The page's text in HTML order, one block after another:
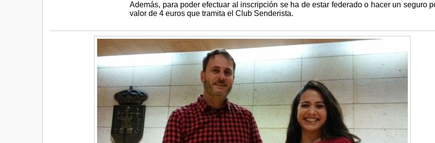
Además, para poder efectuar al inscripción se ha de estar federado o hacer un seguro
valor de 4 euros que tramita el Club Senderista.